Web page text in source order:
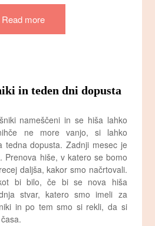
Read more
in teden dni dopusta
nameščeni in se hiša lahko
ne more vanjo, si lahko
tedna dopusta. Zadnji mesec je
Prenova hiše, v katero se bomo
daljša, kakor smo načrtovali.
bi bilo, če bi se nova hiša
stvar, katero smo imeli za
in po tem smo si rekli, da si